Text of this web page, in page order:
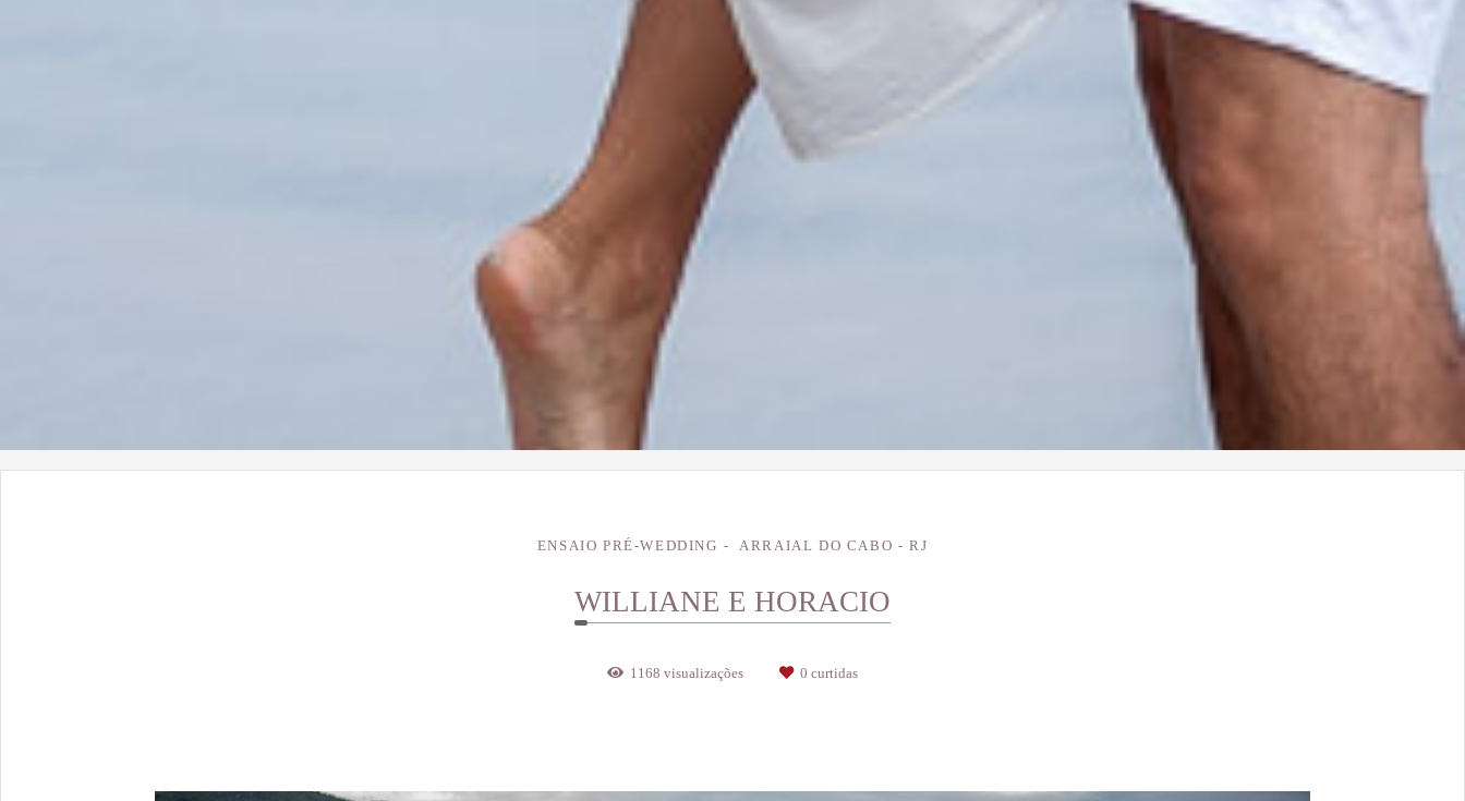
ENSAIO PRÉ-WEDDING ARRAIAL DO CABO - RJ
WILLIANE E HORACIO
1168 visualizações 0 curtidas